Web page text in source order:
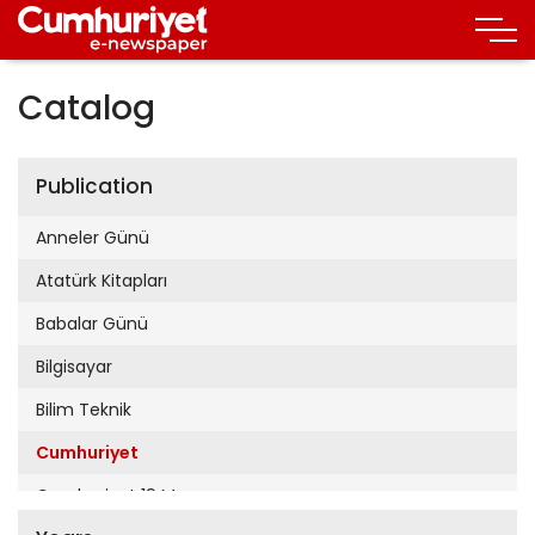
Catalog
Publication
Anneler Günü
Atatürk Kitapları
Babalar Günü
Bilgisayar
Bilim Teknik
Cumhuriyet
Cumhuriyet 19 Mayıs